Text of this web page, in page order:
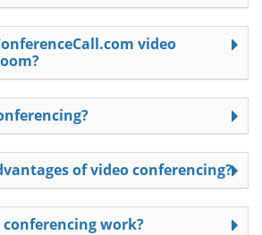
video
of video conferencing?
conferencing work?